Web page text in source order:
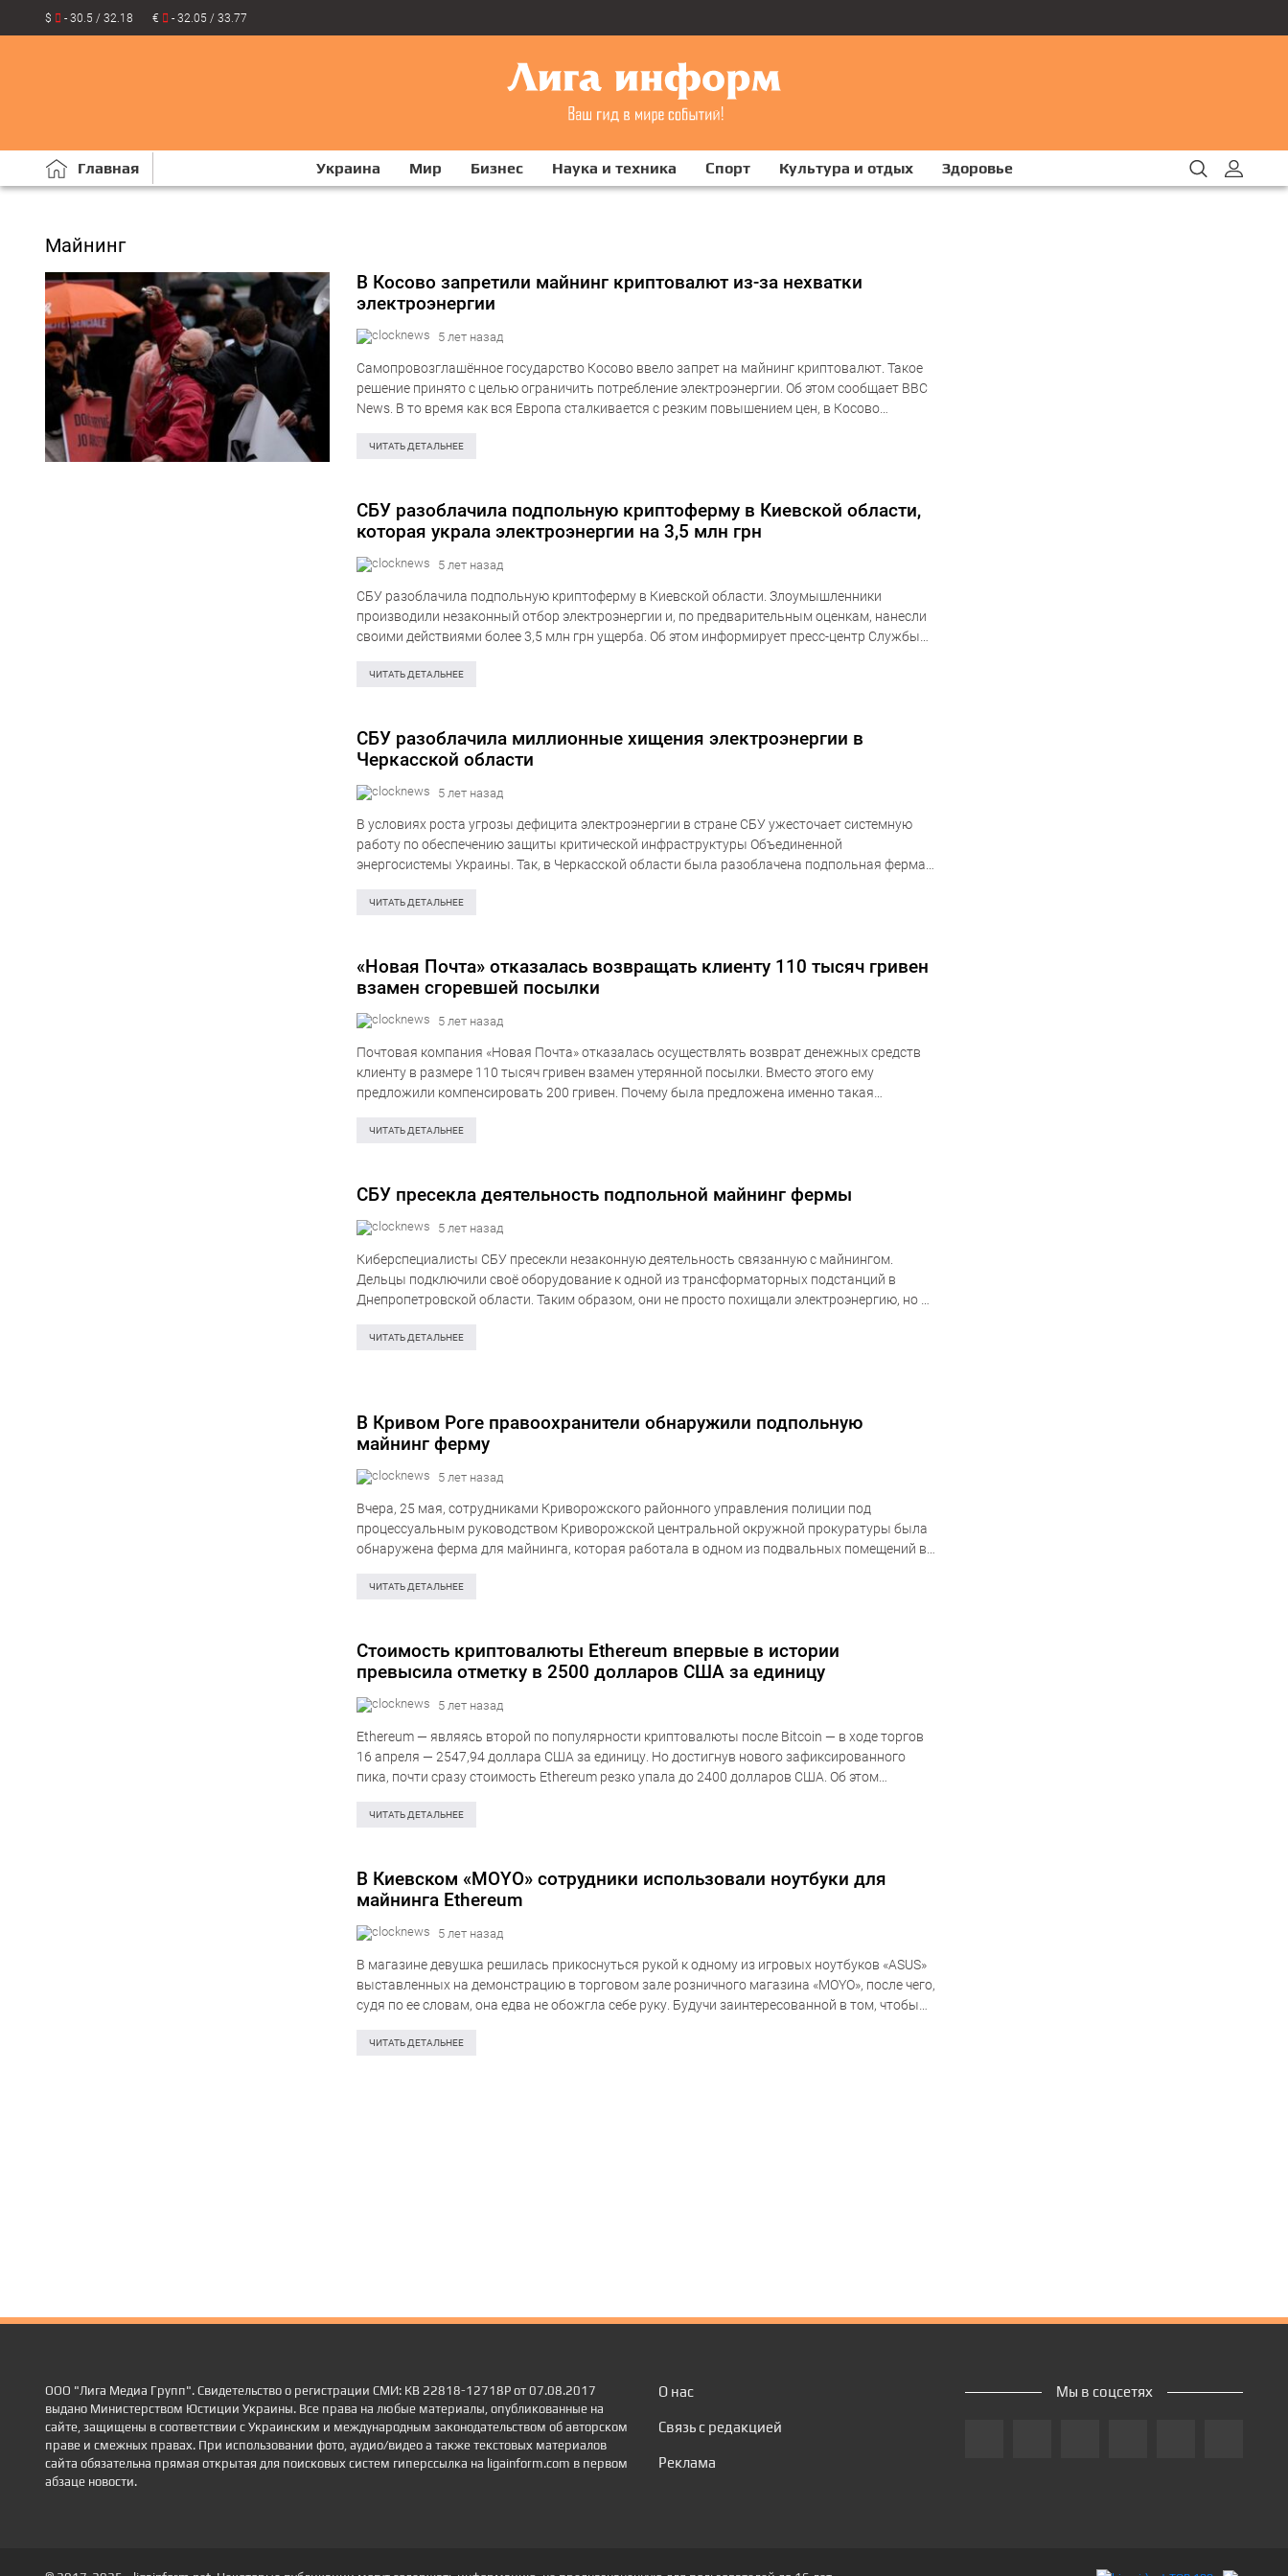
$ - 30.5 / 32.18 € - 32.05 / 33.77
Главная Украина Мир Бизнес Наука и техника Спорт Культура и отдых Здоровье
Майнинг
В Косово запретили майнинг криптовалют из-за нехватки
электроэнергии
5 лет назад
Самопровозглашённое государство Косово ввело запрет на майнинг криптовалют. Такое
решение принято с целью ограничить потребление электроэнергии. Об этом сообщает BBC
News. В то время как вся Европа сталкивается с резким повышением цен, в Косово
ЧИТАТЬ ДЕТАЛЬНЕЕ
СБУ разоблачила подпольную криптоферму в Киевской области,
которая украла электроэнергии на 3,5 млн грн
5 лет назад
СБУ разоблачила подпольную криптоферму в Киевской области. Злоумышленники
производили незаконный отбор электроэнергии и, по предварительным оценкам, нанесли
своими действиями более 3,5 млн грн ущерба. Об этом информирует пресс-центр Службы
трое жителей Киевской области….
ЧИТАТЬ ДЕТАЛЬНЕЕ
СБУ разоблачила миллионные хищения электроэнергии в
Черкасской области
5 лет назад
В условиях роста угрозы дефицита электроэнергии в стране СБУ ужесточает системную
работу по обеспечению защиты критической инфраструктуры Объединенной
энергосистемы Украины. Так, в Черкасской области была разоблачена подпольная ферма
промышленных объёмах из…
ЧИТАТЬ ДЕТАЛЬНЕЕ
«Новая Почта» отказалась возвращать клиенту 110 тысяч гривен
взамен сгоревшей посылки
5 лет назад
Почтовая компания «Новая Почта» отказалась осуществлять возврат денежных средств
клиенту в размере 110 тысяч гривен взамен утерянной посылки. Вместо этого ему
предложили компенсировать 200 гривен. Почему была предложена именно такая
ЧИТАТЬ ДЕТАЛЬНЕЕ
СБУ пресекла деятельность подпольной майнинг фермы
5 лет назад
Киберспециалисты СБУ пресекли незаконную деятельность связанную с майнингом.
Дельцы подключили своё оборудование к одной из трансформаторных подстанций в
Днепропетровской области. Таким образом, они не просто похищали электроэнергию, но и
коммуникаций…
ЧИТАТЬ ДЕТАЛЬНЕЕ
В Кривом Роге правоохранители обнаружили подпольную
майнинг ферму
5 лет назад
Вчера, 25 мая, сотрудниками Криворожского районного управления полиции под
процессуальным руководством Криворожской центральной окружной прокуратуры была
обнаружена ферма для майнинга, которая работала в одном из подвальных помещений в
полиции Украины в Днепропетровской…
ЧИТАТЬ ДЕТАЛЬНЕЕ
Стоимость криптовалюты Ethereum впервые в истории
превысила отметку в 2500 долларов США за единицу
5 лет назад
Ethereum — являясь второй по популярности криптовалюты после Bitcoin — в ходе торгов
16 апреля — 2547,94 доллара США за единицу. Но достигнув нового зафиксированного
пика, почти сразу стоимость Ethereum резко упала до 2400 долларов США. Об этом
ЧИТАТЬ ДЕТАЛЬНЕЕ
В Киевском «MOYO» сотрудники использовали ноутбуки для
майнинга Ethereum
5 лет назад
В магазине девушка решилась прикоснуться рукой к одному из игровых ноутбуков «ASUS»
выставленных на демонстрацию в торговом зале розничного магазина «MOYO», после чего,
судя по ее словам, она едва не обожгла себе руку. Будучи заинтересованной в том, чтобы
ЧИТАТЬ ДЕТАЛЬНЕЕ
ООО "Лига Медиа Групп". Свидетельство о регистрации СМИ: КВ 22818-12718Р от 07.08.2017
выдано Министерством Юстиции Украины. Все права на любые материалы, опубликованные на
сайте, защищены в соответствии с Украинским и международным законодательством об авторском
праве и смежных правах. При использовании фото, аудио/видео а также текстовых материалов
сайта обязательна прямая открытая для поисковых систем гиперссылка на ligainform.com в первом
абзаце новости.
О нас
Связь с редакцией
Реклама
Мы в соцсетях